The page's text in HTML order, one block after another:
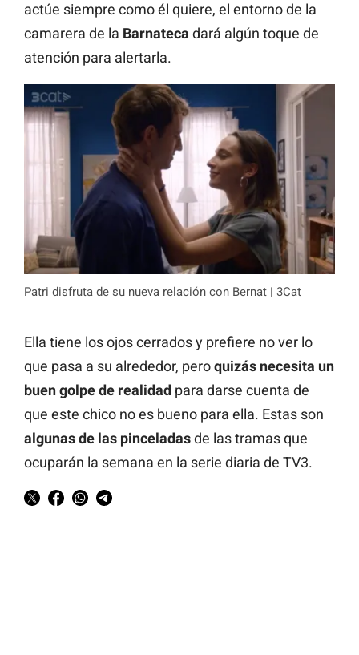
actúe siempre como él quiere, el entorno de la
camarera de la Barnateca dará algún toque de
atención para alertarla.
Patri disfruta de su nueva relación con Bernat | 3Cat
Ella tiene los ojos cerrados y prefiere no ver lo
que pasa a su alrededor, peroquizás necesita un
buen golpe de realidad para darse cuenta de
que este chico no es bueno para ella. Estas son
algunas de las pinceladasde las tramas que
ocuparán la semana en la serie diaria de TV3.